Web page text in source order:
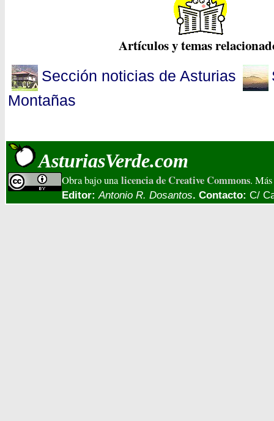
Artículos y temas
Sección noticias de Asturias
Montañas
AsturiasVerde.com
Obra bajo una licencia de Creative Commons.
Editor:Antonio R. Dosantos. Contacto: C/